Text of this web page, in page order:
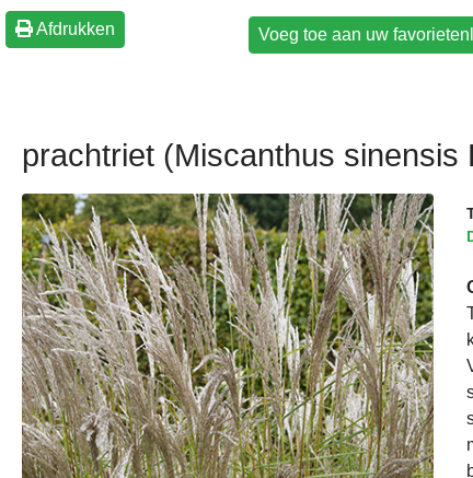
Afdrukken
prachtriet (Miscanthus sinensis